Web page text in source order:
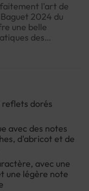
l'art de
2024 du
une belle
des
roulés sculptent le
ont su tirer
les vignes
subtile qui
vin de plaisir
accompagner à
généreux et sa
idéal pour
blancs du
bien frais et
reflets dorés
avec des notes
d'abricot et de
avec une
une légère note